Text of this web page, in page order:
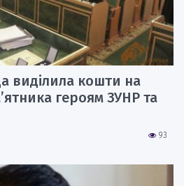
виділила кошти на
героям ЗУНР та
93